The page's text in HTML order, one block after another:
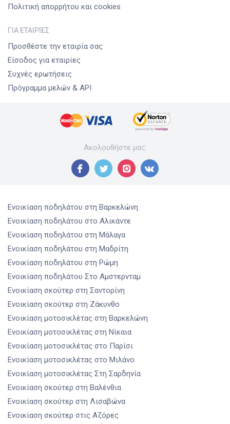
Πολιτική απορρήτου και cookies
ΓΙΑ ΕΤΑΙΡΊΕΣ
Προσθέστε την εταιρία σας
Είσοδος για εταιρίες
Συχνές ερωτήσεις
Πρόγραμμα μελών & API
Ακολουθήστε μας:
Ενοικίαση ποδηλάτου στη Βαρκελώνη
Ενοικίαση ποδηλάτου στο Αλικάντε
Ενοικίαση ποδηλάτου στη Μάλαγα
Ενοικίαση ποδηλάτου στη Μαδρίτη
Ενοικίαση ποδηλάτου στη Ρώμη
Ενοικίαση ποδηλάτου Στο Αμστερνταμ
Ενοικίαση σκούτερ στη Σαντορίνη
Ενοικίαση σκούτερ στη Ζάκυνθο
Ενοικίαση μοτοσικλέτας στη Βαρκελώνη
Ενοικίαση μοτοσικλέτας στη Νίκαια
Ενοικίαση μοτοσικλέτας στο Παρίσι
Ενοικίαση μοτοσικλέτας στο Μιλάνο
Ενοικίαση μοτοσικλέτας Στη Σαρδηνία
Ενοικίαση σκούτερ στη Βαλένθια
Ενοικίαση σκούτερ στη Λισαβώνα
Ενοικίαση σκούτερ στις Αζόρες